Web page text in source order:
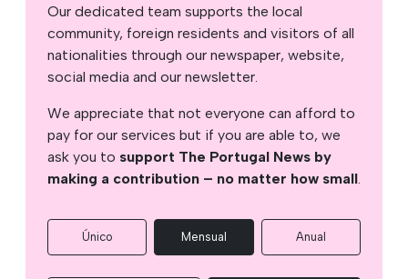
Our dedicated team supports the local
community, foreign residents and visitors of all
nationalities through our newspaper, website,
social media and our newsletter.
We appreciate that not everyone can afford to
pay for our services but if you are able to, we
ask you to support The Portugal News by
making a contribution – no matter how small.
Único Mensual Anual